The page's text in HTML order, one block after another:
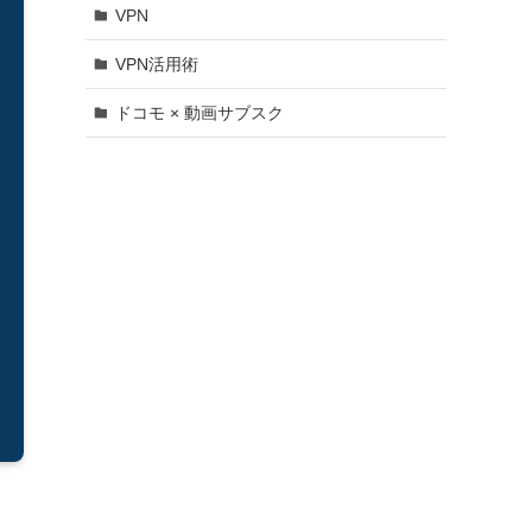
VPN
VPN活用術
ドコモ × 動画サブスク